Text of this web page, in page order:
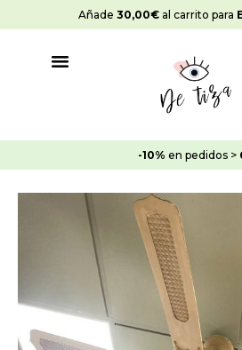
al
Añade 30,00€ al carrito para
-10% en pedidos >